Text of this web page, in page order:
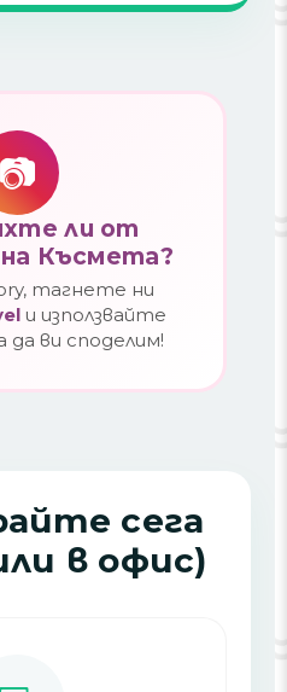
ли от
Късмета?
тагнете ни
и използвайте
да ви споделим!
сега
в офис)